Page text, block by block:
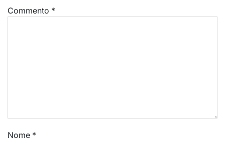
Commento *
Nome *